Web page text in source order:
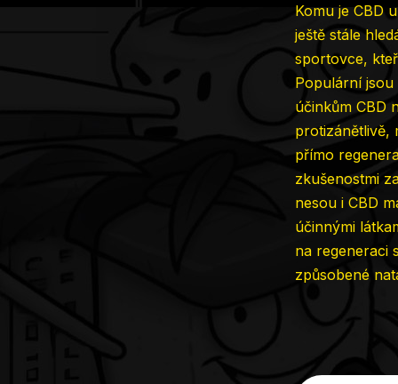
Komu je CBD
ještě stále
sportovce,
Populární jsou
účinkům CBD
protizánětlivě,
přímo
zkušenostmi
nesou i CBD
účinnými
na regeneraci
způsobené